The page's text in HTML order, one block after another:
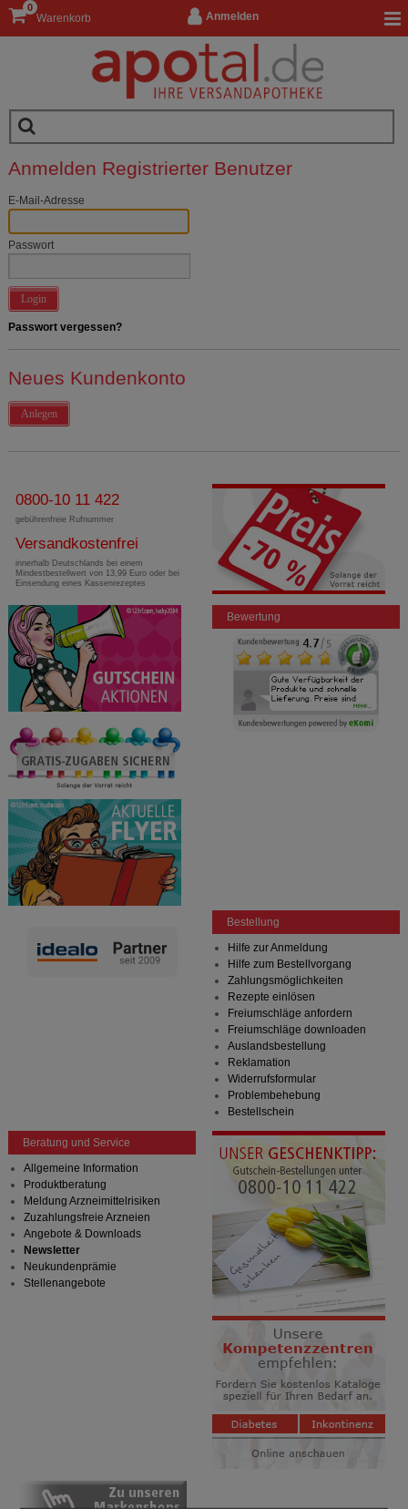
Anmelden
Warenkorb
0
Anmelden Registrierter Benutzer
E-Mail-Adresse
Passwort
Login
Passwort vergessen?
Neues Kundenkonto
Anlegen
0800-10 11 422
gebührenfreie Rufnummer
Versandkostenfrei
innerhalb Deutschlands bei einem
Mindestbestellwert von 13,99 Euro oder bei
Einsendung eines Kassenrezeptes
Bewertung
Bestellung
Hilfe zur Anmeldung
Hilfe zum Bestellvorgang
Zahlungsmöglichkeiten
Rezepte einlösen
Freiumschläge anfordern
Freiumschläge downloaden
Auslandsbestellung
Reklamation
Widerrufsformular
Problembehebung
Bestellschein
Beratung und Service
Allgemeine Information
Produktberatung
Meldung Arzneimittelrisiken
Zuzahlungsfreie Arzneien
Angebote & Downloads
Newsletter
Neukundenprämie
Stellenangebote